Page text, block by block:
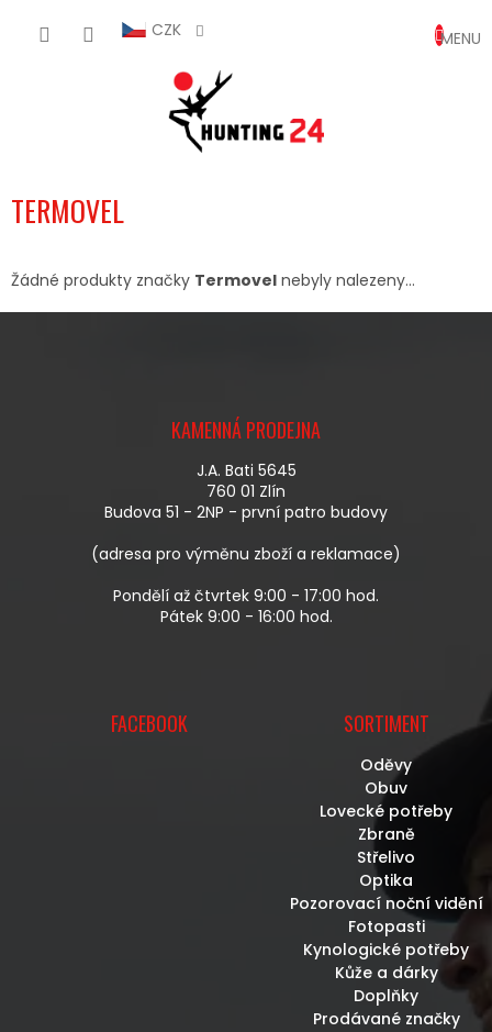
CZK
KOŠÍK
TERMOVEL
Žádné produkty značky Termovel nebyly nalezeny...
KAMENNÁ PRODEJNA
J.A. Bati 5645
760 01 Zlín
Budova 51 - 2NP - první patro budovy
(adresa pro výměnu zboží a reklamace)
Pondělí až čtvrtek 9:00 - 17:00 hod.
Pátek 9:00 - 16:00 hod.
FACEBOOK SORTIMENT
Oděvy
Obuv
Lovecké potřeby
Zbraně
Střelivo
Optika
Pozorovací noční vidění
Fotopasti
Kynologické potřeby
Kůže a dárky
Doplňky
Prodávané značky